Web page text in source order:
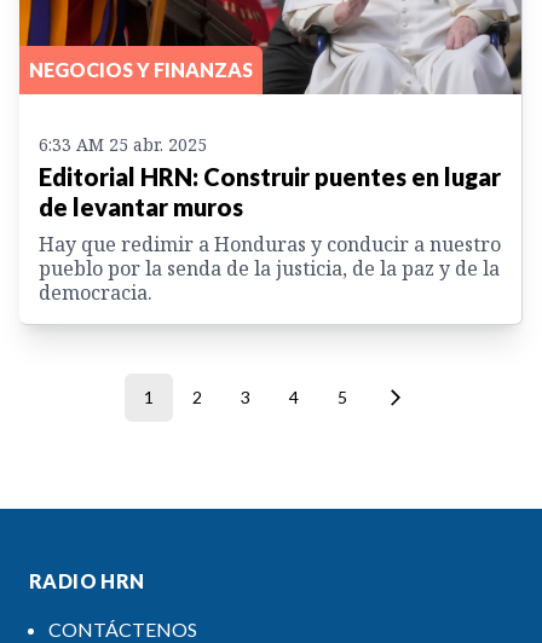
NEGOCIOS Y FINANZAS
6:33 AM 25 abr. 2025
Editorial HRN: Construir puentes en lugar
de levantar muros
Hay que redimir a Honduras y conducir a nuestro
pueblo por la senda de la justicia, de la paz y de la
democracia.
1 2 3 4 5
RADIO HRN
CONTÁCTENOS